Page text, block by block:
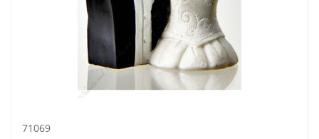
71069